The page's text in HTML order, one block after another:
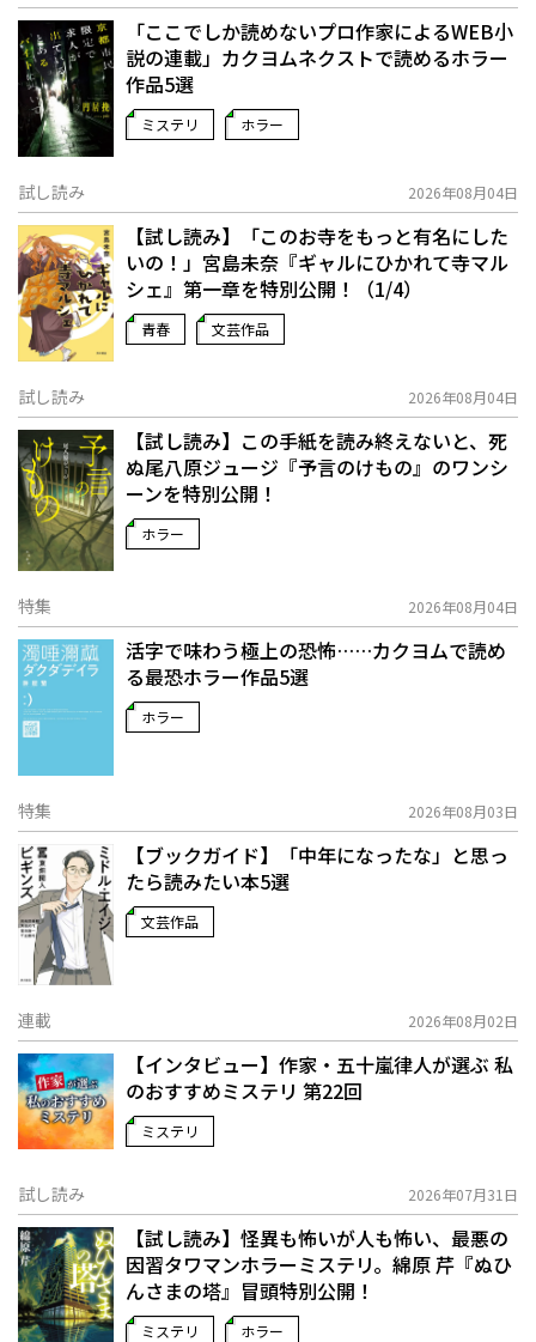
「ここでしか読めないプロ作家によるWEB小
説の連載」――カクヨムネクストで読めるホラー
作品5選
ミステリ ホラー
試し読み 2026年08月04日
【試し読み】「このお寺をもっと有名にした
いの！」宮島未奈『ギャルにひかれて寺マル
シェ』第一章を特別公開！（1/4）
青春 文芸作品
試し読み 2026年08月04日
【試し読み】この手紙を読み終えないと、死
ぬ――尾八原ジュージ『予言のけもの』のワンシ
ーンを特別公開！
ホラー
特集 2026年08月04日
活字で味わう極上の恐怖……カクヨムで読め
る最恐ホラー作品5選
ホラー
特集 2026年08月03日
【ブックガイド】「中年になったな」と思っ
たら読みたい本5選
文芸作品
連載 2026年08月02日
【インタビュー】作家・五十嵐律人が選ぶ 私
のおすすめミステリ 第22回
ミステリ
試し読み 2026年07月31日
【試し読み】怪異も怖いが人も怖い、最悪の
因習タワマンホラーミステリ。綿原 芹『ぬひ
んさまの塔』冒頭特別公開！
ミステリ ホラー